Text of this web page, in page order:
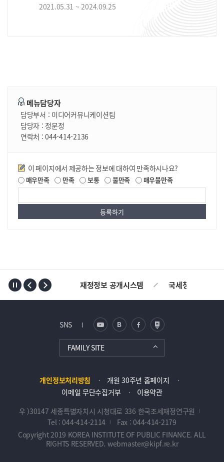
2021.05.31 ~ 2024.09.25
메뉴담당자
담당부서 : 미디어커뮤니케이션팀
담당자 : 정문정
연락처 :044-414-2136
만족도조사
이 페이지에서 제공하는 정보에 대하여 만족하시나요?
매우만족 만족 보통 불만족 매우불만족
재정정보 공개시스템 국세청
SNS
FAMILY SITE
개인정보처리방침
개원 30주년 홈페이지
이메일 무단수집거부
이용약관
우 )30147 세종특별자치시 시청대로 336 한국조세재정연구원
Tel : 044-414-2114
Fax : 044-414-2179
Copyright 2019 KOREA INSTITUTE OF PUBLIC FINANCE. ALL
RIGHTS RESERVED. webmaster@kipf.re.kr